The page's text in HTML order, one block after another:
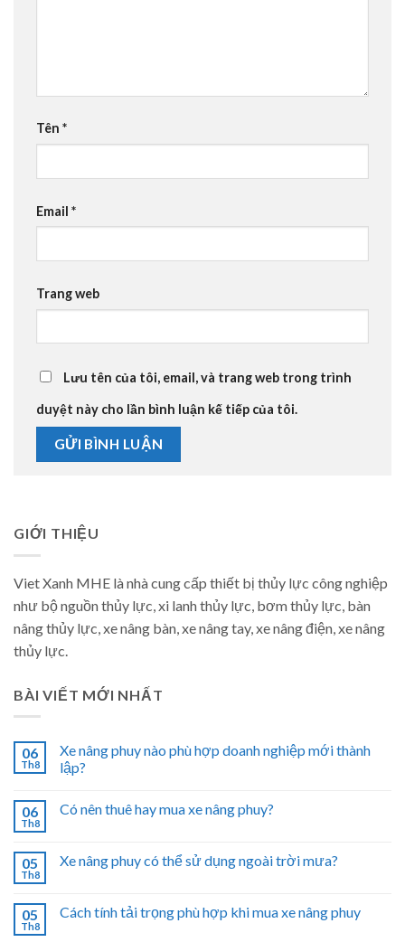
Tên *
Email *
Trang web
Lưu tên của tôi, email, và trang web trong trình
duyệt này cho lần bình luận kế tiếp của tôi.
GIỚI THIỆU
Viet Xanh MHE là nhà cung cấp thiết bị thủy lực công nghiệp
như bộ nguồn thủy lực, xi lanh thủy lực, bơm thủy lực, bàn
nâng thủy lực, xe nâng bàn, xe nâng tay, xe nâng điện, xe nâng
thủy lực.
BÀI VIẾT MỚI NHẤT
06
Th8
Xe nâng phuy nào phù hợp doanh nghiệp mới thành
lập?
06
Th8
Có nên thuê hay mua xe nâng phuy?
05
Th8
Xe nâng phuy có thể sử dụng ngoài trời mưa?
05
Th8
Cách tính tải trọng phù hợp khi mua xe nâng phuy